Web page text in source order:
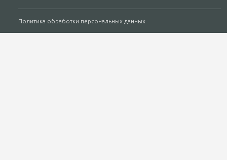
Политика обработки персональных данных